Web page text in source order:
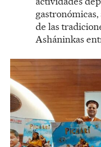
de las
Asháninkas